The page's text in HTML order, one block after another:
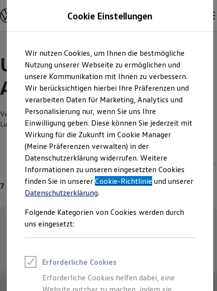
Hauptinhalt
springen
Footer
springen
Modelle und Konfigurator
Konfigurator
Modelle vergleichen
Elektroautos
ENERGY Sondermodelle
Nutzfahrzeuge
SUV und CUV
Familienautos
Kombis
Kompaktwagen
Sportwagen
Schnell verfügbare Fahrzeuge
Angebote und Produkte
Aktuelle Angebote
E-Auto-Förderung
Volkswagen Marktplatz
Die ENERGY Sondermodelle
Junge Gebrauchtwagen und Gebrauchtwagen
Volkswagen Zertifizierte Gebrauchtwagen
Elektromobilität bei Gebrauchtwagen
Saisonangebote
Reifenpakete
Leasing
Leasing-Angebote
Elektroauto Leasing
Kleinwagen-Leasing
Leasing ohne Anzahlung
Unsere aktuellen
Angebote und mehr
Verantwortlich für die Inhalte auf dieser Seite ist die Autohaus
Luckenwalde GmbH(Impressum & Rechtliches
7 Angebote
Cookie Einstellungen
Wir nutzen Cookies, um Ihnen die bestmögliche
Nutzung unserer Webseite zu ermöglichen und
unsere Kommunikation mit Ihnen zu verbessern.
Wir berücksichtigen hierbei Ihre Präferenzen und
verarbeiten Daten für Marketing, Analytics und
Personalisierung nur, wenn Sie uns Ihre
Einwilligung geben. Diese können Sie jederzeit mit
Wirkung für die Zukunft im Cookie Manager
(Meine Präferenzen verwalten) in der
Datenschutzerklärung widerrufen. Weitere
Informationen zu unseren eingesetzten Cookies
finden Sie in unsererCookie-Richtlinie und unserer
Datenschutzerklärung.
Folgende Kategorien von Cookies werden durch
uns eingesetzt:
Erforderliche Cookies
Erforderliche Cookies helfen dabei, eine
Website nutzbar zu machen, indem sie